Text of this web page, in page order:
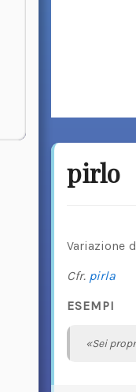
pirlo
Variazione
Cfr. pirla
ESEMPI
«Sei